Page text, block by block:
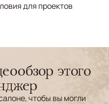
для проектов
этого
чтобы вы могли